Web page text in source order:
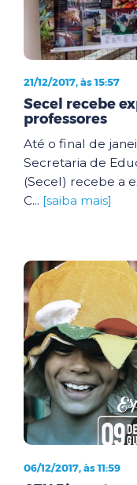
21/12/2017, às 15:57
Secel recebe
professores
Até o final de
Secretaria de
(Secel) recebe a
C... [saiba mais]
06/12/2017, às 11:59